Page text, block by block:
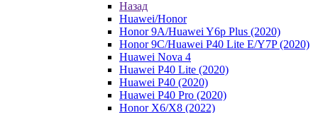
Назад
Huawei/Honor
Honor 9A/Huawei Y6p Plus (2020)
Honor 9C/Huawei P40 Lite E/Y7P (2020)
Huawei Nova 4
Huawei P40 Lite (2020)
Huawei P40 (2020)
Huawei P40 Pro (2020)
Honor X6/Х8 (2022)